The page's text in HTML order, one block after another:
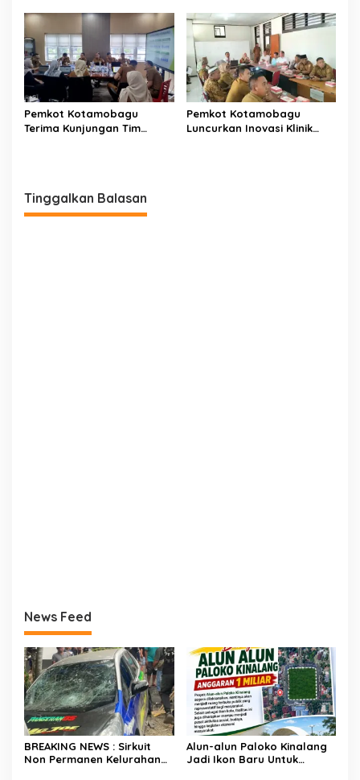
Kotamobagu
Pemkot Kotamobagu
Terima Kunjungan Tim
Pemkot Kotamobagu
Luncurkan Inovasi Klinik
Tinggalkan Balasan
News Feed
BREAKING NEWS : Sirkuit
Non Permanen Kelurahan
Alun-alun Paloko Kinalang
Jadi Ikon Baru Untuk